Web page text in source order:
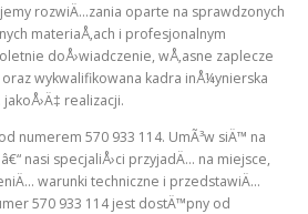
rozwiÄ…zania oparte na sprawdzonych
materiaÅ‚ach i profesjonalnym
doÅ›wiadczenie, wÅ‚asne zaplecze
wykwalifikowana kadra inÅ¼ynierska
realizacji.
numerem 570 933 114. UmÃ³w siÄ™ na
nasi specjaliÅ›ci przyjadÄ… na miejsce,
warunki techniczne i przedstawiÄ…
570 933 114 jest dostÄ™pny od